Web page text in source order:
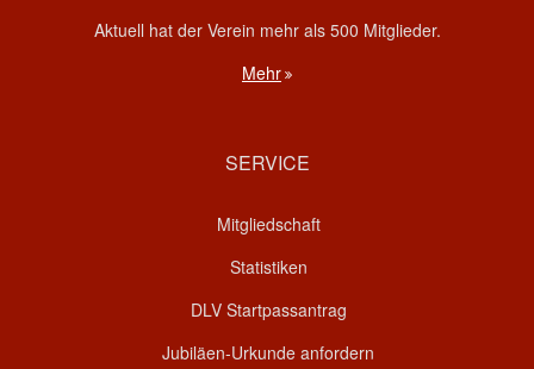
Aktuell hat der Verein mehr als 500 Mitglieder.
Mehr
SERVICE
Mitgliedschaft
Statistiken
DLV Startpassantrag
Jubiläen-Urkunde anfordern